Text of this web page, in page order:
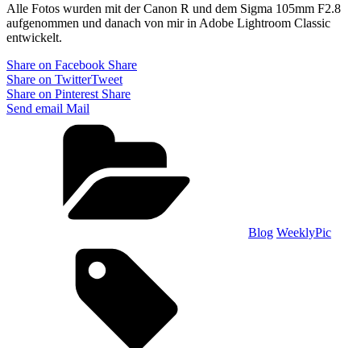
Alle Fotos wurden mit der Canon R und dem Sigma 105mm F2.8
aufgenommen und danach von mir in Adobe Lightroom Classic
entwickelt.
Share on Facebook Share
Share on TwitterTweet
Share on Pinterest Share
Send email Mail
Blog WeeklyPic